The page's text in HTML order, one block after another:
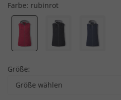
Farbe: rubinrot
Größe:
Größe wählen